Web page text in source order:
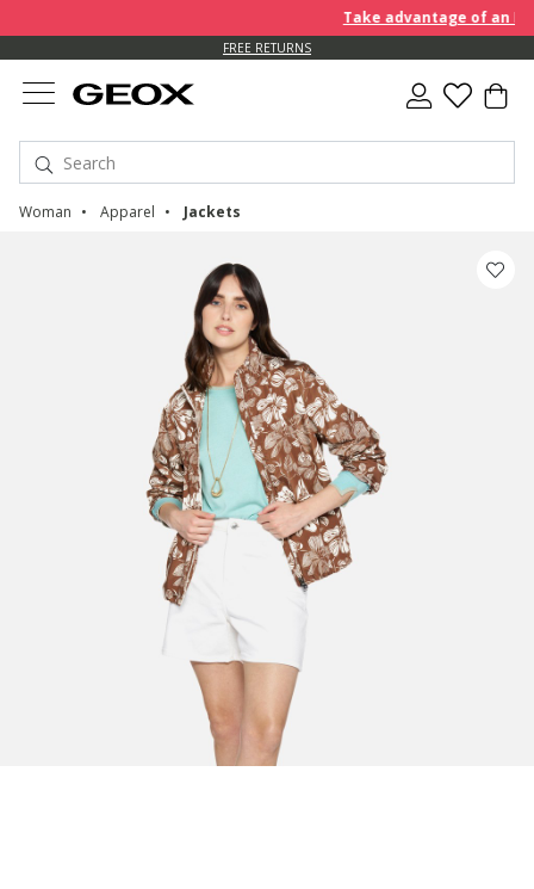
Take advantage of an
FREE RETURNS
Woman Apparel Jackets